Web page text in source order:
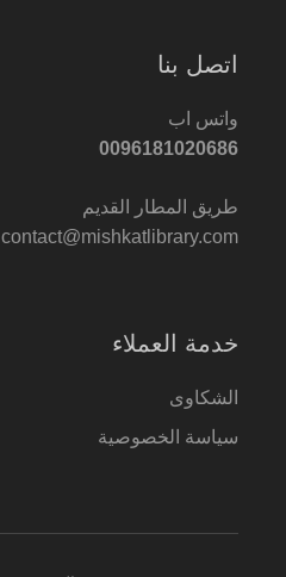
اتصل بنا
واتس اب
0096181020686
طريق المطار القديم
contact@mishkatlibrary.com
خدمة العملاء
الشكاوى
سياسة الخصوصية